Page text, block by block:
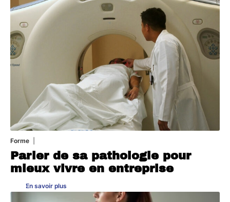
Forme
Parler de sa pathologie pour
mieux vivre en entreprise
En savoir plus